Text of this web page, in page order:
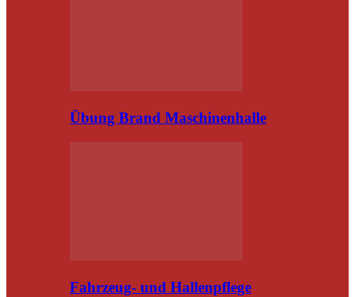
Übung Brand Maschinenhalle
Fahrzeug- und Hallenpflege